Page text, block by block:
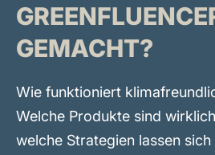
GEMACHT?
Wie funktioniert
Welche Produkte sind
welche Strategien lassen